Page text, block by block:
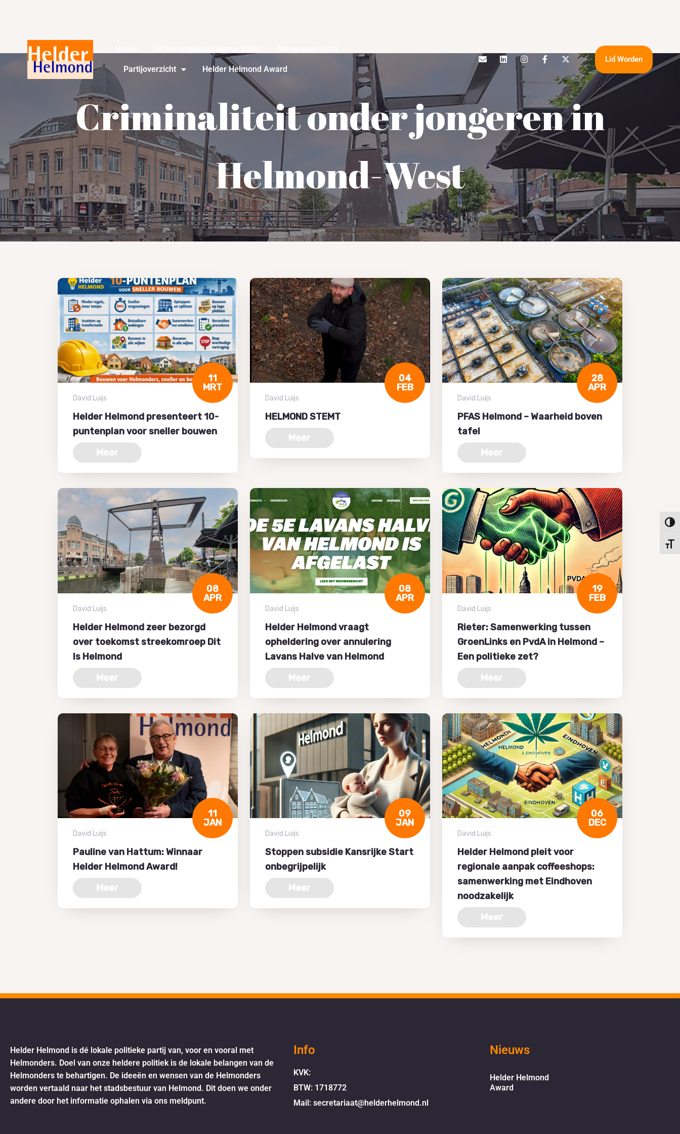
Partijoverzicht Helder Helmond Award
Lid Worden
Criminaliteit onder jongeren in
Helmond-West
11
MRT
David Luijs
Helder Helmond presenteert 10-
puntenplan voor sneller bouwen
Meer
04
FEB
David Luijs
HELMOND STEMT
Meer
28
APR
David Luijs
PFAS Helmond – Waarheid boven
tafel
Meer
08
APR
David Luijs
Helder Helmond zeer bezorgd
over toekomst streekomroep Dit
Is Helmond
Meer
08
APR
David Luijs
Helder Helmond vraagt
opheldering over annulering
Lavans Halve van Helmond
Meer
19
FEB
David Luijs
Rieter: Samenwerking tussen
GroenLinks en PvdA in Helmond –
Een politieke zet?
Meer
11
JAN
David Luijs
Pauline van Hattum: Winnaar
Helder Helmond Award!
Meer
09
JAN
David Luijs
Stoppen subsidie Kansrijke Start
onbegrijpelijk
Meer
06
DEC
David Luijs
Helder Helmond pleit voor
regionale aanpak coffeeshops:
samenwerking met Eindhoven
noodzakelijk
Meer
Helder Helmond is dé lokale politieke partij van, voor en vooral met
Helmonders. Doel van onze heldere politiek is de lokale belangen van de
Helmonders te behartigen. De ideeën en wensen van de Helmonders
worden vertaald naar het stadsbestuur van Helmond. Dit doen we onder
andere door het informatie ophalen via ons meldpunt.
Info
KVK:
BTW: 1718772
Mail: secretariaat@helderhelmond.nl
Nieuws
Helder Helmond
Award